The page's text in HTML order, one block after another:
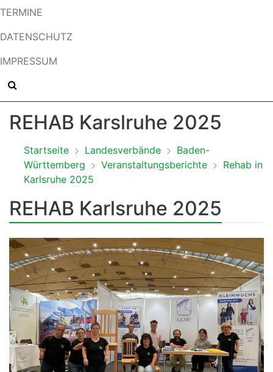
TERMINE
DATENSCHUTZ
IMPRESSUM
REHAB Karslruhe 2025
Startseite Landesverbände
Baden-
Württemberg
Veranstaltungsberichte
Rehab in
Karlsruhe 2025
REHAB Karlsruhe 2025